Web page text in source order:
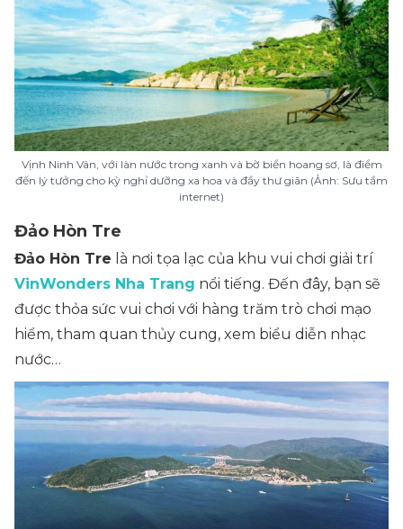
Vịnh Ninh Vân, với làn nước trong xanh và bờ biển hoang sơ, là điểm
đến lý tưởng cho kỳ nghỉ dưỡng xa hoa và đầy thư giãn (Ảnh: Sưu tầm
internet)
Đảo Hòn Tre
Đảo Hòn Tre là nơi tọa lạc của khu vui chơi giải trí
VinWonders Nha Trang nổi tiếng. Đến đây, bạn sẽ
được thỏa sức vui chơi với hàng trăm trò chơi mạo
hiểm, tham quan thủy cung, xem biểu diễn nhạc
nước…